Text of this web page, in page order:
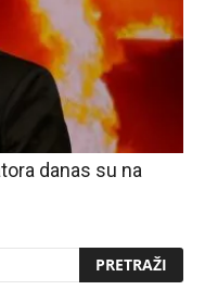
danas su na